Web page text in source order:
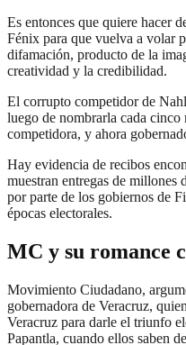
Es entonces que quiere hacer
Fénix para que vuelva a volar
difamación, producto de la
creatividad y la credibilidad.
El corrupto competidor de
luego de nombrarla cada cinco
competidora, y ahora
Hay evidencia de recibos
muestran entregas de millones
por parte de los gobiernos de
épocas electorales.
MC y su romance
Movimiento Ciudadano,
gobernadora de Veracruz,
Veracruz para darle el triunfo
Papantla, cuando ellos saben